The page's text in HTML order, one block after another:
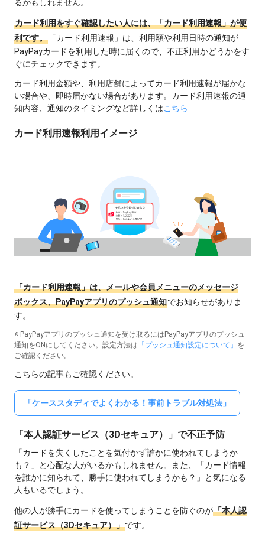
るかもしれません。
カード利用をすぐ確認したい人には、「カード利用速報」が便
利です。 「カード利用速報」は、利用額や利用日時の通知が
PayPayカードを利用した時に届くので、不正利用かどうかをす
ぐにチェックできます。
カード利用金額や、利用店舗によってカード利用速報が届かな
い場合や、即時届かない場合があります。カード利用速報の通
知内容、通知のタイミングなど詳しくはこちら
カード利用速報利用イメージ
「カード利用速報」は、メールや会員メニューのメッセージ
ボックス、PayPayアプリのプッシュ通知でお知らせがありま
す。
※ PayPayアプリのプッシュ通知を受け取るにはPayPayアプリのプッシュ
通知をONにしてください。設定方法は 「プッシュ通知設定について」 を
ご確認ください。
こちらの記事もご確認ください。
「ケーススタディでよくわかる！事前トラブル対処法」
「本人認証サービス（3Dセキュア）」で不正予防
「カードを失くしたことを気付かず誰かに使われてしまうか
も？」と心配な人がいるかもしれません。また、「カード情報
を誰かに知られて、勝手に使われてしまうかも？」と気になる
人もいるでしょう。
他の人が勝手にカードを使ってしまうことを防ぐのが「本人認
証サービス（3Dセキュア）」です。